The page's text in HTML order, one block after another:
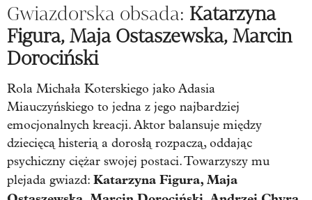
Gwiazdorska obsada: Katarzyna
Figura, Maja Ostaszewska, Marcin
Dorociński
Rola Michała Koterskiego jako Adasia
Miauczyńskiego to jedna z jego najbardziej
emocjonalnych kreacji. Aktor balansuje między
dziecięcą histerią a dorosłą rozpaczą, oddając
psychiczny ciężar swojej postaci. Towarzyszy mu
plejada gwiazd: Katarzyna Figura, Maja